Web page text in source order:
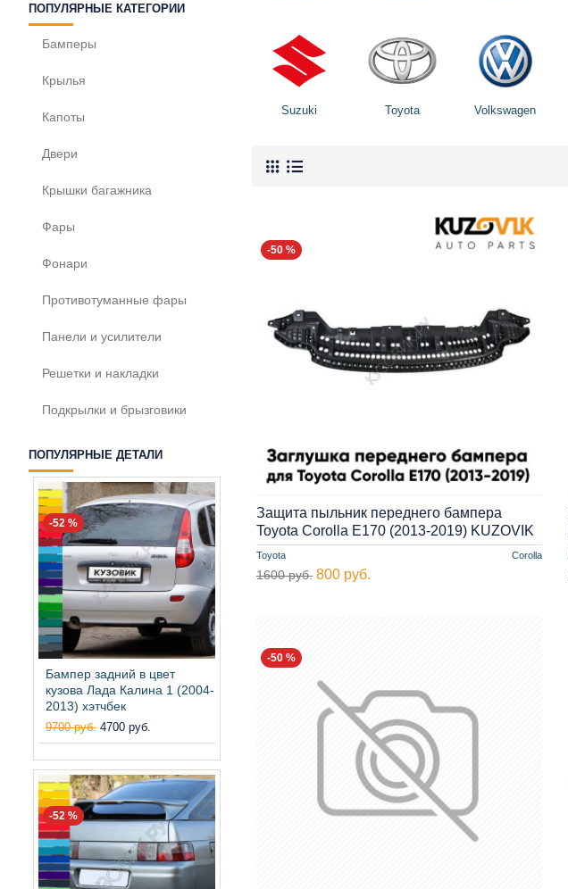
ПОПУЛЯРНЫЕ КАТЕГОРИИ
Бамперы
Крылья
Капоты
Двери
Крышки багажника
Фары
Фонари
Противотуманные фары
Панели и усилители
Решетки и накладки
Подкрылки и брызговики
ПОПУЛЯРНЫЕ ДЕТАЛИ
-52 %
Бампер задний в цвет
кузова Лада Калина 1 (2004-
2013) хэтчбек
9700 руб. 4700 руб.
-52 %
Suzuki Toyota Volkswagen
-50 %
Toyota Corolla
Защита пыльник переднего бампера
Toyota Corolla E170 (2013-2019) KUZOVIK
1600 руб. 800 руб.
-50 %